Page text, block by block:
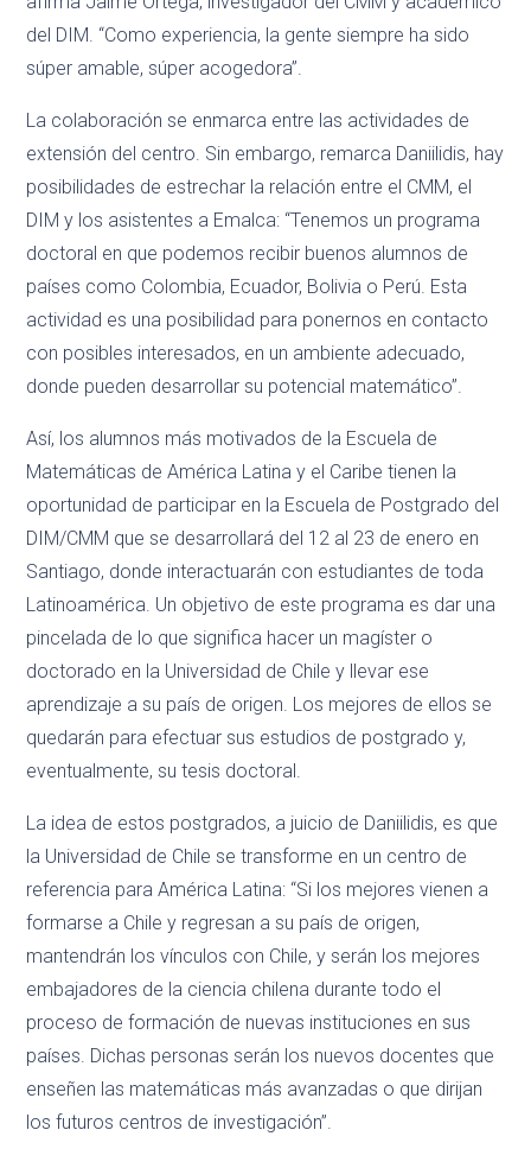
del DIM. “Como experiencia, la gente siempre ha sido
súper amable, súper acogedora”.
La colaboración se enmarca entre las actividades de
extensión del centro. Sin embargo, remarca Daniilidis, hay
posibilidades de estrechar la relación entre el CMM, el
DIM y los asistentes a Emalca: “Tenemos un programa
doctoral en que podemos recibir buenos alumnos de
países como Colombia, Ecuador, Bolivia o Perú. Esta
actividad es una posibilidad para ponernos en contacto
con posibles interesados, en un ambiente adecuado,
donde pueden desarrollar su potencial matemático”.
Así, los alumnos más motivados de la Escuela de
Matemáticas de América Latina y el Caribe tienen la
oportunidad de participar en la Escuela de Postgrado del
DIM/CMM que se desarrollará del 12 al 23 de enero en
Santiago, donde interactuarán con estudiantes de toda
Latinoamérica. Un objetivo de este programa es dar una
pincelada de lo que significa hacer un magíster o
doctorado en la Universidad de Chile y llevar ese
aprendizaje a su país de origen. Los mejores de ellos se
quedarán para efectuar sus estudios de postgrado y,
eventualmente, su tesis doctoral.
La idea de estos postgrados, a juicio de Daniilidis, es que
la Universidad de Chile se transforme en un centro de
referencia para América Latina: “Si los mejores vienen a
formarse a Chile y regresan a su país de origen,
mantendrán los vínculos con Chile, y serán los mejores
embajadores de la ciencia chilena durante todo el
proceso de formación de nuevas instituciones en sus
países. Dichas personas serán los nuevos docentes que
enseñen las matemáticas más avanzadas o que dirijan
los futuros centros de investigación”.